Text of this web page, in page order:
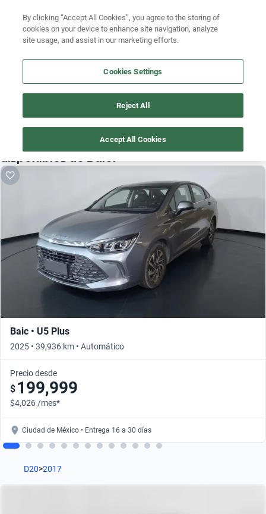
Ubicación
Busca por versión
Busca por año
¡Vaya! Alguien más se llevó este auto pero, aquí hay más que
¡Descubre otros modelos que tenemos
disponibles de Baic!
Baic • U5 Plus
2025 • 39,936 km • Automático
Precio desde
$ 199,999
$4,026 /mes*
Ciudad de México • Entrega 16 a 30 días
D20>2017
By clicking “Accept All Cookies”, you agree to the storing of
cookies on your device to enhance site navigation, analyze
site usage, and assist in our marketing efforts.
Cookies Settings
Reject All
Accept All Cookies